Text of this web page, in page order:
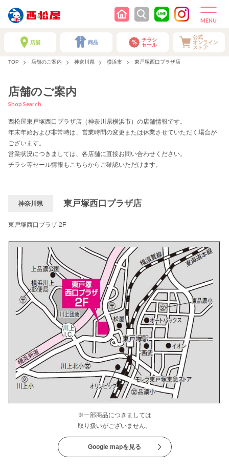
店舗 商品
チラシ
セール
公式
オンライン
ストア
TOP 店舗のご案内 神奈川県 横浜市 東戸塚西口プラザ店
店舗のご案内
Shop Search
西松屋東戸塚西口プラザ店（神奈川県横浜市）の店舗情報です。
年末年始および非常時は、営業時間の変更または休業させていただく場合が
ございます。
営業状況につきましては、各店舗に直接お問い合わせください。
チラシ等セール情報もこちらからご確認いただけます。
神奈川県 東戸塚西口プラザ店
東戸塚西口プラザ 2F
※一部商品につきましては
取り扱いがございません。
Google mapを見る